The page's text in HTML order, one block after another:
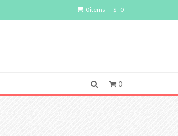
0 items - $ 0
0